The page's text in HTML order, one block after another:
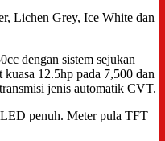
Lichen Grey, Ice White dan
dengan sistem sejukan
12.5hp pada 7,500 dan
jenis automatik CVT.
penuh. Meter pula TFT